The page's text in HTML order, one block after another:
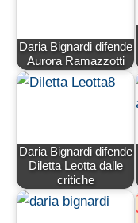
Daria Bignardi difende
Aurora Ramazzotti
Daria Bignardi difende
Diletta Leotta dalle
critiche